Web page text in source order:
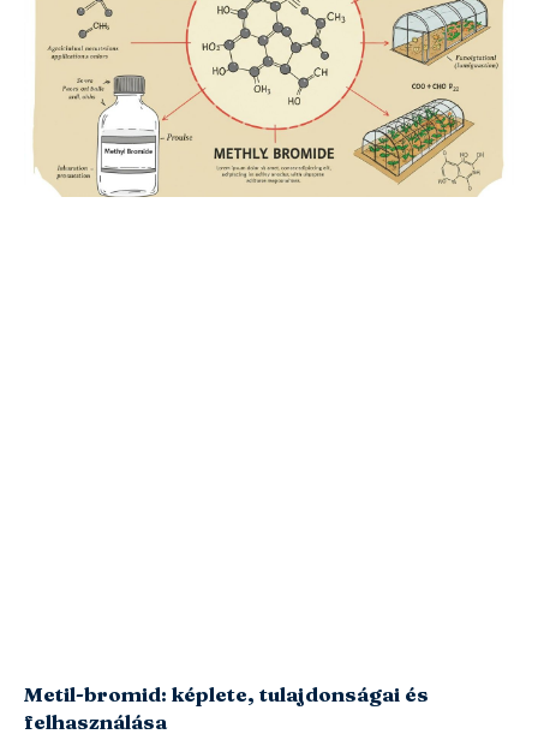
Metil-bromid: képlete, tulajdonságai és
felhasználása